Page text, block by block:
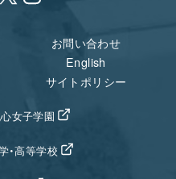
お問い合わせ
English
サイトポリシー
女子学園
・高等学校